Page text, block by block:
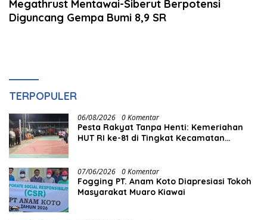
Megathrust Mentawai-Siberut Berpotensi
Diguncang Gempa Bumi 8,9 SR
TERPOPULER
06/08/2026 0 Komentar
Pesta Rakyat Tanpa Henti: Kemeriahan
HUT RI ke-81 di Tingkat Kecamatan
07/06/2026 0 Komentar
Fogging PT. Anam Koto Diapresiasi Tokoh